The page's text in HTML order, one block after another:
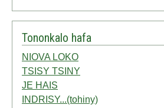
Tononkalo hafa
NIOVA LOKO
TSISY TSINY
JE HAIS
INDRISY...(tohiny)